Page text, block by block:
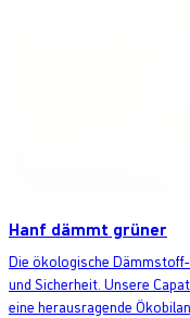
Hanf dämmt grüner
Die ökologische
und Sicherheit. Unsere
eine herausragende